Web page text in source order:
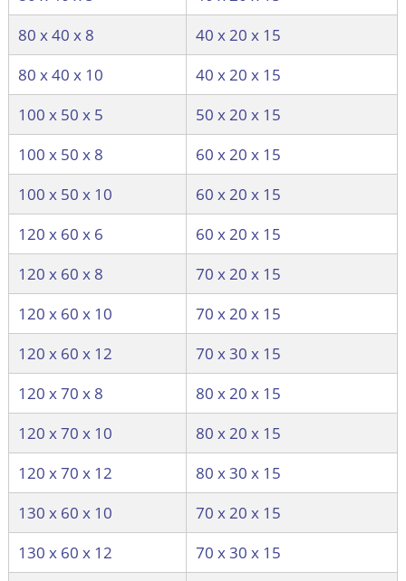
80 х 40 х 8
40 х 20 х 15
80 х 40 х 10
40 х 20 х 15
100 х 50 х 5
50 х 20 х 15
100 х 50 х 8
60 х 20 х 15
100 х 50 х 10
60 х 20 х 15
120 х 60 х 6
60 х 20 х 15
120 х 60 х 8
70 х 20 х 15
120 х 60 х 10
70 х 20 х 15
120 х 60 х 12
70 х 30 х 15
120 х 70 х 8
80 х 20 х 15
120 х 70 х 10
80 х 20 х 15
120 х 70 х 12
80 х 30 х 15
130 х 60 х 10
70 х 20 х 15
130 х 60 х 12
70 х 30 х 15